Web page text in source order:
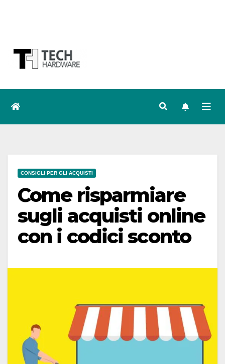
CONSIGLI PER GLI ACQUISTI
Come risparmiare
sugli acquisti online
con i codici sconto